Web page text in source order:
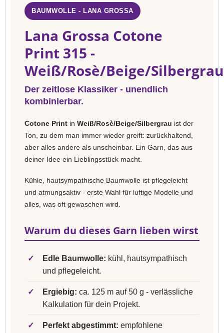
BAUMWOLLE - LANA GROSSA
Lana Grossa Cotone
Print 315 -
Weiß/Rosè/Beige/Silbergrau
Der zeitlose Klassiker - unendlich
kombinierbar.
Cotone Print in Weiß/Rosè/Beige/Silbergrau ist der
Ton, zu dem man immer wieder greift: zurückhaltend,
aber alles andere als unscheinbar. Ein Garn, das aus
deiner Idee ein Lieblingsstück macht.
Kühle, hautsympathische Baumwolle ist pflegeleicht
und atmungsaktiv - erste Wahl für luftige Modelle und
alles, was oft gewaschen wird.
Warum du dieses Garn lieben wirst
✓ Edle Baumwolle: kühl, hautsympathisch
und pflegeleicht.
✓ Ergiebig: ca. 125 m auf 50 g - verlässliche
Kalkulation für dein Projekt.
✓ Perfekt abgestimmt: empfohlene